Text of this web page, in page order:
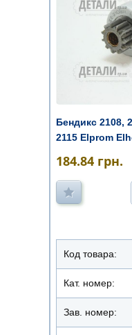
Бендикс 2108,
2115 Elprom
184.84 грн.
Код товара:
Кат. номер:
Зав. номер: